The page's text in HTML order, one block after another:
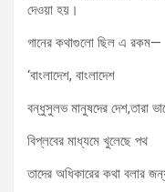
দেওয়া হয়।
গানের কথাগুলো ছিল এ রকম—
‘বাংলাদেশ, বাংলাদেশ
বন্ধুসুলভ মানুষদের দেশ,তারা
বিপ্লবের মাধ্যমে খুলেছে পথ
তাদের অধিকারের কথা বলার